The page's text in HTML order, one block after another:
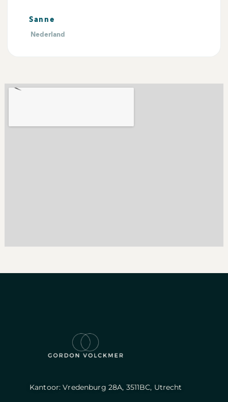
Sanne
Nederland
Kantoor: Vredenburg 28A, 3511BC, Utrecht